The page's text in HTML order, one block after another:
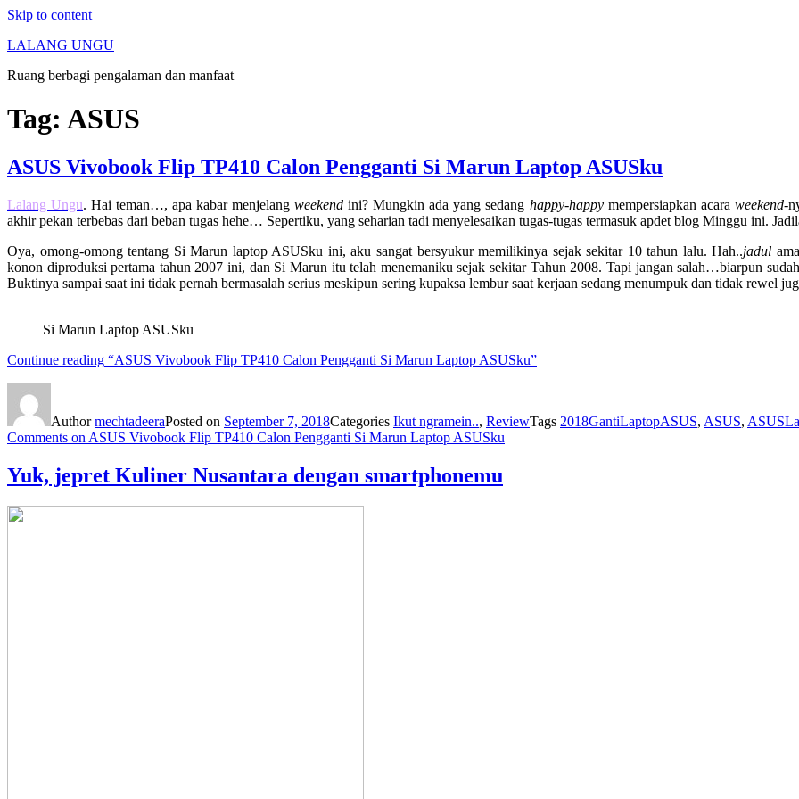
Skip to content
LALANG UNGU
Ruang berbagi pengalaman dan manfaat
Tag: ASUS
ASUS Vivobook Flip TP410 Calon Pengganti Si Marun Laptop ASUSku
Lalang Ungu. Hai teman…, apa kabar menjelangweekend ini? Mungkin ada yang sedang happy-happymempersiapkan acara weekend-
akhir pekan terbebas dari beban tugas hehe… Sepertiku, yang seharian tadi menyelesaikan tugas-tugas termasuk apdet blog Minggu ini.
Oya, omong-omong tentang Si Marun laptop ASUSku ini, aku sangat bersyukur memilikinya sejak sekitar 10 tahun lalu. Hah..jadul
konon diproduksi pertama tahun 2007 ini, dan Si Marun itu telah menemaniku sejak sekitar Tahun 2008. Tapi jangan salah…biarpun
Buktinya sampai saat ini tidak pernah bermasalah serius meskipun sering kupaksa lembur saat kerjaan sedang menumpuk dan tidak rewel
Si Marun Laptop ASUSku
Continue reading “ASUS Vivobook Flip TP410 Calon Pengganti Si Marun Laptop ASUSku”
AuthormechtadeeraPosted on September 7, 2018Categories Ikut ngramein.., ReviewTags 2018GantiLaptopASUS, ASUS,
Comments on ASUS Vivobook Flip TP410 Calon Pengganti Si Marun Laptop ASUSku
Yuk, jepret Kuliner Nusantara dengan smartphonemu